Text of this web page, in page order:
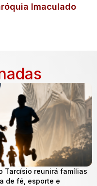
Imaculado
Tarcísio reunirá famílias
de fé, esporte e